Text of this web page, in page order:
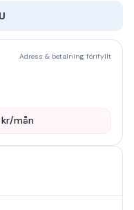
Adress & betalning förifyllt
kr/mån